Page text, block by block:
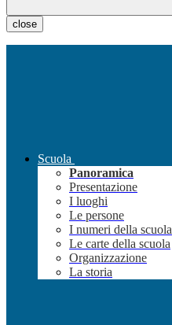
close
Scuola
Panoramica
Presentazione
I luoghi
Le persone
I numeri della scuola
Le carte della scuola
Organizzazione
La storia